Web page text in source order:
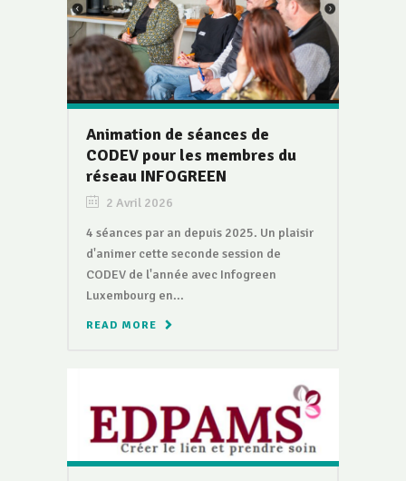
Animation de séances de
CODEV pour les membres du
réseau INFOGREEN
2 Avril 2026
4 séances par an depuis 2025. Un plaisir
d'animer cette seconde session de
CODEV de l'année avec Infogreen
Luxembourg en...
READ MORE